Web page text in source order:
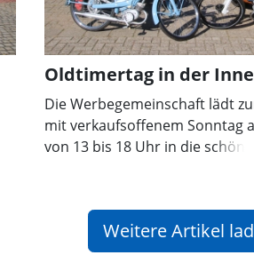
Oldtimertag in der
Die Werbegemeinschaft lädt
mit verkaufsoffenem Sonntag
von 13 bis 18 Uhr in die
Schnäppchen freuen, die
bestens vorbereitet.
Weitere Artikel